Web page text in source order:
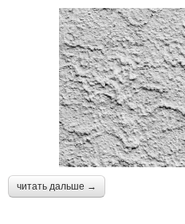
читать дальше →